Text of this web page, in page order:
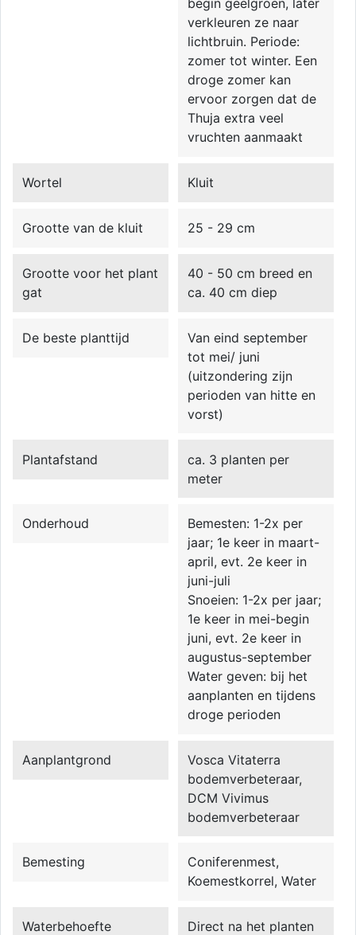
begin geelgroen, later
verkleuren ze naar
lichtbruin. Periode:
zomer tot winter. Een
droge zomer kan
ervoor zorgen dat de
Thuja extra veel
vruchten aanmaakt
Wortel Kluit
Grootte van de kluit 25 - 29 cm
Grootte voor het plant
gat
40 - 50 cm breed en
ca. 40 cm diep
De beste planttijd
Van eind september
tot mei/ juni
(uitzondering zijn
perioden van hitte en
vorst)
Plantafstand
ca. 3 planten per
meter
Onderhoud
Bemesten: 1-2x per
jaar; 1e keer in maart-
april, evt. 2e keer in
juni-juli
Snoeien: 1-2x per jaar;
1e keer in mei-begin
juni, evt. 2e keer in
augustus-september
Water geven: bij het
aanplanten en tijdens
droge perioden
Aanplantgrond
Vosca Vitaterra
bodemverbeteraar,
DCM Vivimus
bodemverbeteraar
Bemesting
Coniferenmest,
Koemestkorrel, Water
Waterbehoefte
Direct na het planten